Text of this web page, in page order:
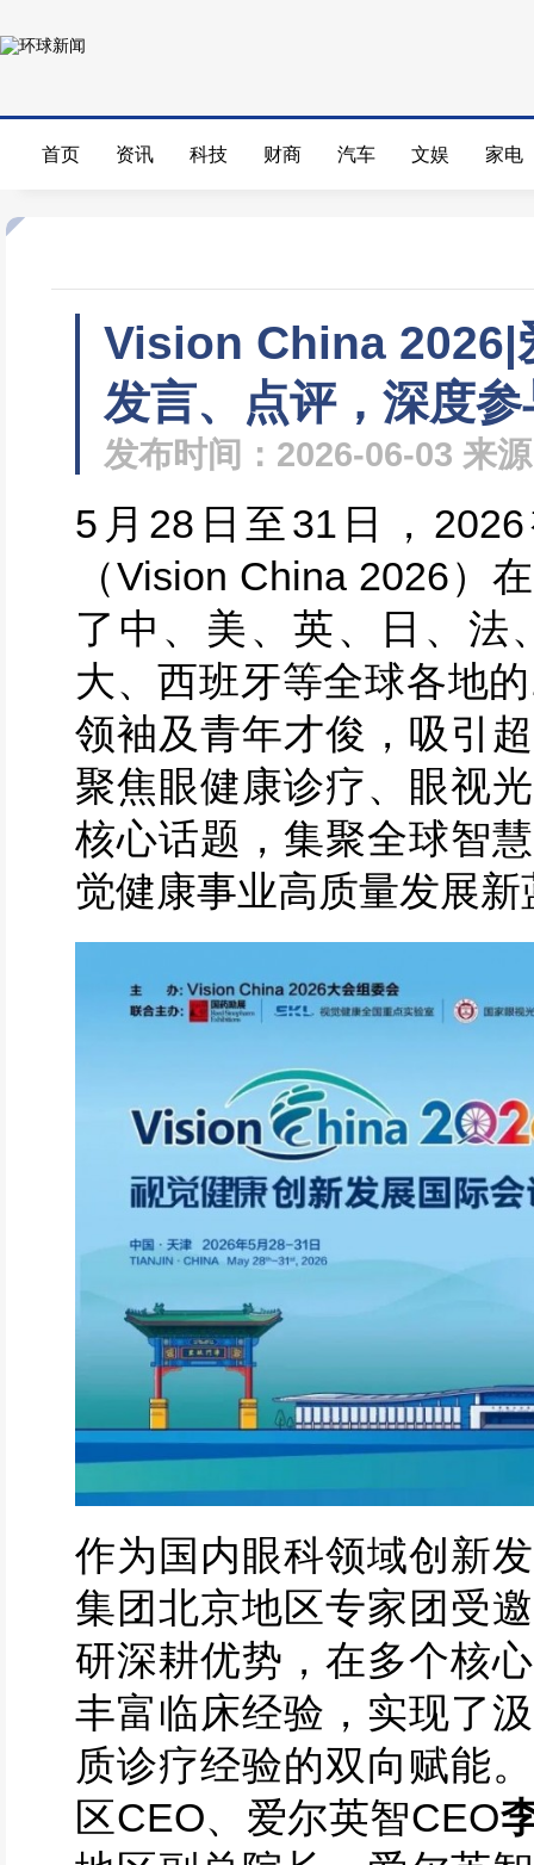
首页 资讯 科技 财商 汽车 文娱 家电
Vision China 2026|
发言、点评，深度
发布时间：2026-06-03 来
5月28日至31日，
（Vision China 2026）
了中、美、英、日、法
大、西班牙等全球各地
领袖及青年才俊，吸引
聚焦眼健康诊疗、眼视
核心话题，集聚全球智
觉健康事业高质量发展新
作为国内眼科领域创新
集团北京地区专家团受
研深耕优势，在多个核
丰富临床经验，实现了
质诊疗经验的双向赋能
区CEO、爱尔英智CEO